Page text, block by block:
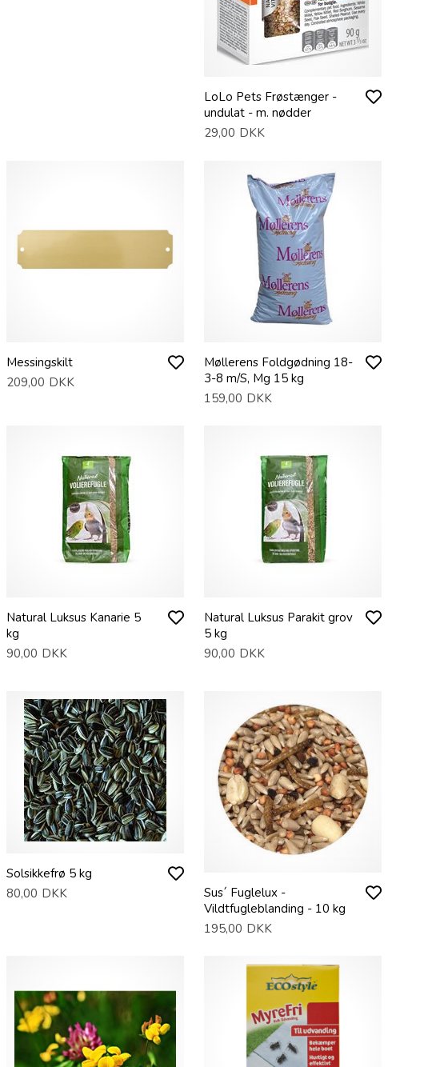
LoLo Pets Frøstænger -
undulat - m. nødder
29,00 DKK
Messingskilt
209,00 DKK
Møllerens Foldgødning 18-
3-8 m/S, Mg 15 kg
159,00 DKK
Natural Luksus Kanarie 5
kg
90,00 DKK
Natural Luksus Parakit grov
5 kg
90,00 DKK
Solsikkefrø 5 kg
80,00 DKK
Sus´ Fuglelux -
Vildtfugleblanding - 10 kg
195,00 DKK